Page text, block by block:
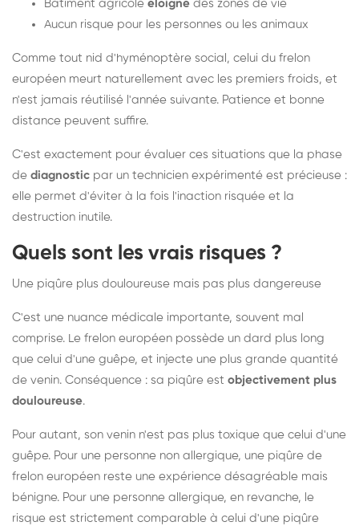
Bâtiment agricole éloigné des zones de vie
Aucun risque pour les personnes ou les animaux
Comme tout nid d'hyménoptère social, celui du frelon
européen meurt naturellement avec les premiers froids, et
n'est jamais réutilisé l'année suivante. Patience et bonne
distance peuvent suffire.
C'est exactement pour évaluer ces situations que la phase
de diagnostic par un technicien expérimenté est précieuse :
elle permet d'éviter à la fois l'inaction risquée et la
destruction inutile.
Quels sont les vrais risques ?
Une piqûre plus douloureuse mais pas plus dangereuse
C'est une nuance médicale importante, souvent mal
comprise. Le frelon européen possède un dard plus long
que celui d'une guêpe, et injecte une plus grande quantité
de venin. Conséquence : sa piqûre est objectivement plus
douloureuse.
Pour autant, son venin n'est pas plus toxique que celui d'une
guêpe. Pour une personne non allergique, une piqûre de
frelon européen reste une expérience désagréable mais
bénigne. Pour une personne allergique, en revanche, le
risque est strictement comparable à celui d'une piqûre